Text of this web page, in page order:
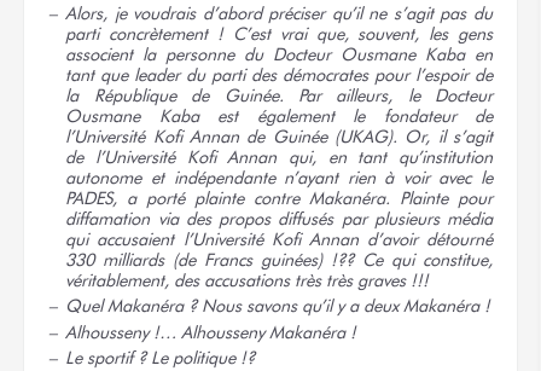
Alors, je voudrais d’abord préciser qu’il ne s’agit pas du
parti concrètement ! C’est vrai que, souvent, les gens
associent la personne du Docteur Ousmane Kaba en
tant que leader du parti des démocrates pour l’espoir de
la République de Guinée. Par ailleurs, le Docteur
Ousmane Kaba est également le fondateur de
l’Université Kofi Annan de Guinée (UKAG). Or, il s’agit
de l’Université Kofi Annan qui, en tant qu’institution
autonome et indépendante n’ayant rien à voir avec le
PADES, a porté plainte contre Makanéra. Plainte pour
diffamation via des propos diffusés par plusieurs média
qui accusaient l’Université Kofi Annan d’avoir détourné
330 milliards (de Francs guinées) !??Ce qui constitue,
véritablement, des accusations très très graves !!!
Quel Makanéra ? Nous savons qu’il y a deuxMakanéra !
Alhousseny !… AlhoussenyMakanéra !
Le sportif ?Le politique !?